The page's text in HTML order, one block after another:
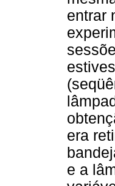
entrar
era
e a